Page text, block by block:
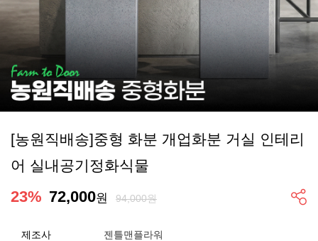
[농원직배송]중형 화분 개업화분 거실 인테리
어 실내공기정화식물
23% 72,000원 94,000원
제조사
젠틀맨플라워